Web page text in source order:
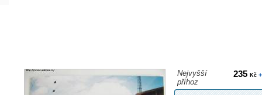
Nejvyšší
příhoz
235 Kč+